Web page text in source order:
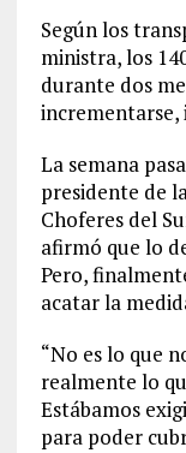
Según los
ministra, los
durante dos
incrementarse,
La semana
presidente de
Choferes del
afirmó que lo
Pero,
acatar la
“No es lo que
realmente lo
Estábamos
para poder